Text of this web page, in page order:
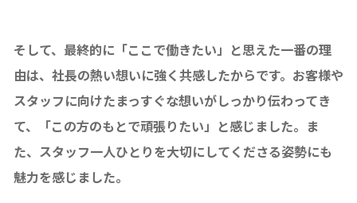
そして、最終的に「ここで働きたい」と思えた一番の理
由は、社長の熱い想いに強く共感したからです。お客様や
スタッフに向けたまっすぐな想いがしっかり伝わってき
て、「この方のもとで頑張りたい」と感じました。ま
た、スタッフ一人ひとりを大切にしてくださる姿勢にも
魅力を感じました。